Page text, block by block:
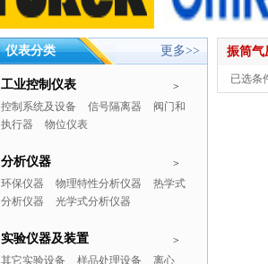
仪表分类 更多>>
>
工业控制仪表
控制系统及设备 信号隔离器
阀门和
执行器
物位仪表
>
分析仪器
环保仪器 物理特性分析仪器
热学式
分析仪器
光学式分析仪器
>
实验仪器及装置
其它实验设备 样品处理设备
离心
振筒气
已选条